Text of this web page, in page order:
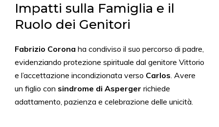
Impatti sulla Famiglia e il
Ruolo dei Genitori
Fabrizio Corona ha condiviso il suo percorso di padre,
evidenziando protezione spirituale dal genitore Vittorio
e l’accettazione incondizionata verso Carlos. Avere
un figlio con sindrome di Asperger richiede
adattamento, pazienza e celebrazione delle unicità.